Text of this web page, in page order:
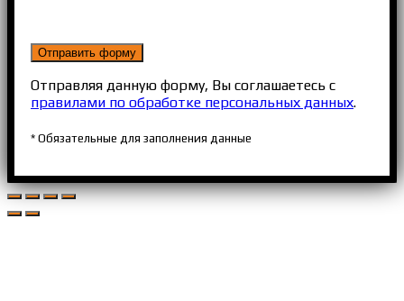
Отправляя данную форму, Вы соглашаетесь с
правилами по обработке персональных данных.
* Обязательные для заполнения данные